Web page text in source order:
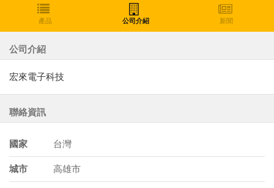
產品 公司介紹 新聞
公司介紹
宏來電子科技
聯絡資訊
國家 台灣
城市 高雄市